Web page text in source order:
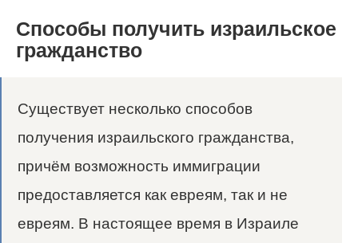
Способы получить израильское
гражданство
Существует несколько способов
получения израильского гражданства,
причём возможность иммиграции
предоставляется как евреям, так и не
евреям. В настоящее время в Израиле